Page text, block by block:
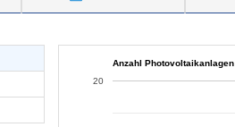
Anzahl Photovoltaikanlagen
20